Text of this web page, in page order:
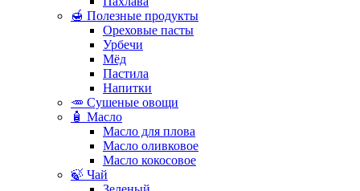
🍯 Полезные продукты
Ореховые пасты
Урбечи
Мёд
Пастила
Напитки
🥕 Сушеные овощи
🧴 Масло
Масло для плова
Масло оливковое
Масло кокосовое
🍃 Чай